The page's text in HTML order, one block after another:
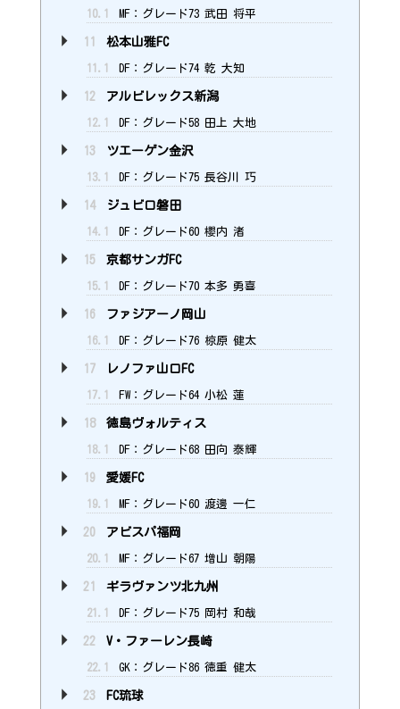
10.1 MF：グレード73 武田 将平
11 松本山雅FC
11.1 DF：グレード74 乾 大知
12 アルビレックス新潟
12.1 DF：グレード58 田上 大地
13 ツエーゲン金沢
13.1 DF：グレード75 長谷川 巧
14 ジュビロ磐田
14.1 DF：グレード60 櫻内 渚
15 京都サンガFC
15.1 DF：グレード70 本多 勇喜
16 ファジアーノ岡山
16.1 DF：グレード76 椋原 健太
17 レノファ山口FC
17.1 FW：グレード64 小松 蓮
18 徳島ヴォルティス
18.1 DF：グレード68 田向 泰輝
19 愛媛FC
19.1 MF：グレード60 渡邊 一仁
20 アビスパ福岡
20.1 MF：グレード67 増山 朝陽
21 ギラヴァンツ北九州
21.1 DF：グレード75 岡村 和哉
22 V・ファーレン長崎
22.1 GK：グレード86 徳重 健太
23 FC琉球